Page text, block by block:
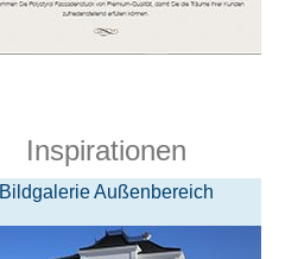
Inspirationen
Bildgalerie Außenbereich